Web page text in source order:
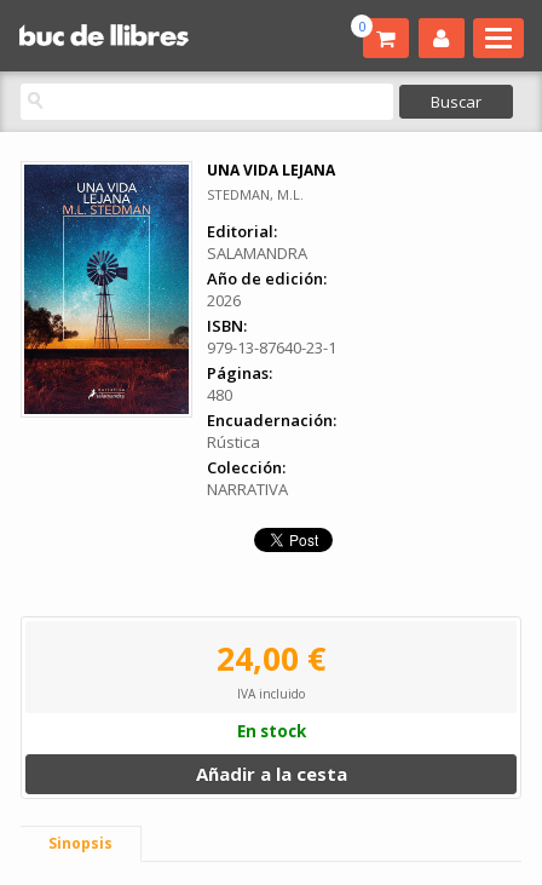
0
UNA VIDA LEJANA
STEDMAN, M.L.
Editorial:
SALAMANDRA
Año de edición:
2026
ISBN:
979-13-87640-23-1
Páginas:
480
Encuadernación:
Rústica
Colección:
NARRATIVA
24,00 €
IVA incluido
En stock
Añadir a la cesta
Sinopsis